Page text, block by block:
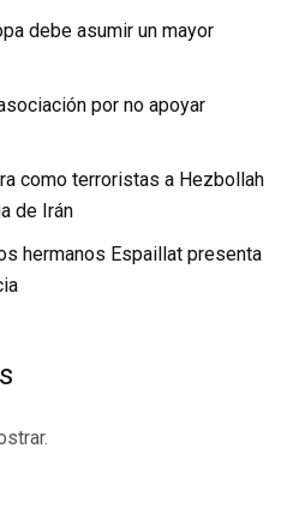
debe asumir un mayor
por no apoyar
como terroristas a Hezbollah
de Irán
hermanos Espaillat presenta